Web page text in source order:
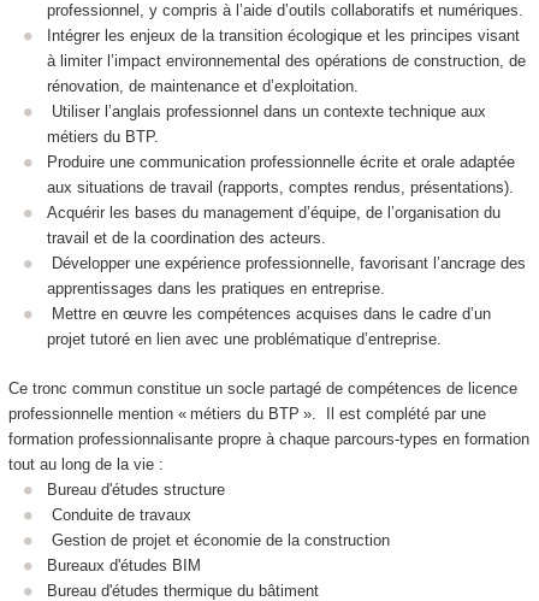
professionnel, y compris à l’aide d’outils collaboratifs et numériques.
Intégrer les enjeux de la transition écologique et les principes visant
à limiter l’impact environnemental des opérations de construction, de
rénovation, de maintenance et d’exploitation.
Utiliser l’anglais professionnel dans un contexte technique aux
métiers du BTP.
Produire une communication professionnelle écrite et orale adaptée
aux situations de travail (rapports, comptes rendus, présentations).
Acquérir les bases du management d’équipe, de l’organisation du
travail et de la coordination des acteurs.
Développer une expérience professionnelle, favorisant l’ancrage des
apprentissages dans les pratiques en entreprise.
Mettre en œuvre les compétences acquises dans le cadre d’un
projet tutoré en lien avec une problématique d’entreprise.
Ce tronc commun constitue un socle partagé de compétences de licence
professionnelle mention « métiers du BTP ». Il est complété par une
formation professionnalisante propre à chaque parcours-types en formation
tout au long de la vie :
Bureau d'études structure
Conduite de travaux
Gestion de projet et économie de la construction
Bureaux d'études BIM
Bureau d'études thermique du bâtiment